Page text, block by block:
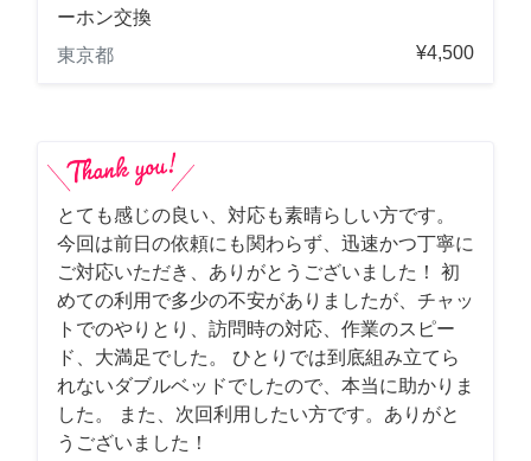
ーホン交換
東京都
¥4,500
とても感じの良い、対応も素晴らしい方です。
今回は前日の依頼にも関わらず、迅速かつ丁寧に
ご対応いただき、ありがとうございました！ 初
めての利用で多少の不安がありましたが、チャッ
トでのやりとり、訪問時の対応、作業のスピー
ド、大満足でした。 ひとりでは到底組み立てら
れないダブルベッドでしたので、本当に助かりま
した。 また、次回利用したい方です。ありがと
うございました！